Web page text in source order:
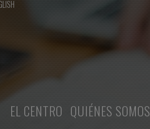
EL CENTRO QUIÉNES SOMOS